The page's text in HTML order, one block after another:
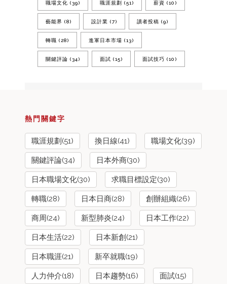
職場文化 (39) 職涯規劃 (51) 薪資 (10)
藝能界 (8) 設計業 (7) 讀者投稿 (9)
轉職 (28) 進軍日本市場 (13)
關鍵評論 (34) 面試 (15) 面試技巧 (10)
熱門關鍵字
職涯規劃(51) 換日線(41) 職場文化(39)
關鍵評論(34) 日本外商(30)
日本職場文化(30) 求職目標設定(30)
轉職(28) 日本日商(28) 創辦組織(26)
商周(24) 新型肺炎(24) 日本工作(22)
日本生活(22) 日本新創(21)
日本職涯(21) 新卒就職(19)
人力仲介(18) 日本趨勢(16) 面試(15)